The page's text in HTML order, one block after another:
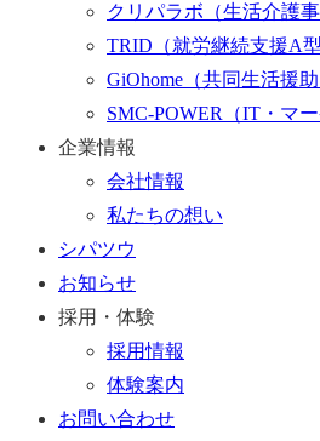
クリパラボ （生活介護
TRID （就労継続支援A
GiOhome （共同生活援助
SMC-POWER
（IT・マ
企業情報
会社情報
私たちの想い
シパツウ
お知らせ
採用・体験
採用情報
体験案内
お問い合わせ